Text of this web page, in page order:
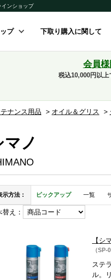
インショップ
プ 下取り購入に関して
会員
税込10,000円以上
テナンス用品 > オイル＆グリス >
マノ
示方法： ピックアップ 一覧
替え：
【シ
（
ステ
ル。